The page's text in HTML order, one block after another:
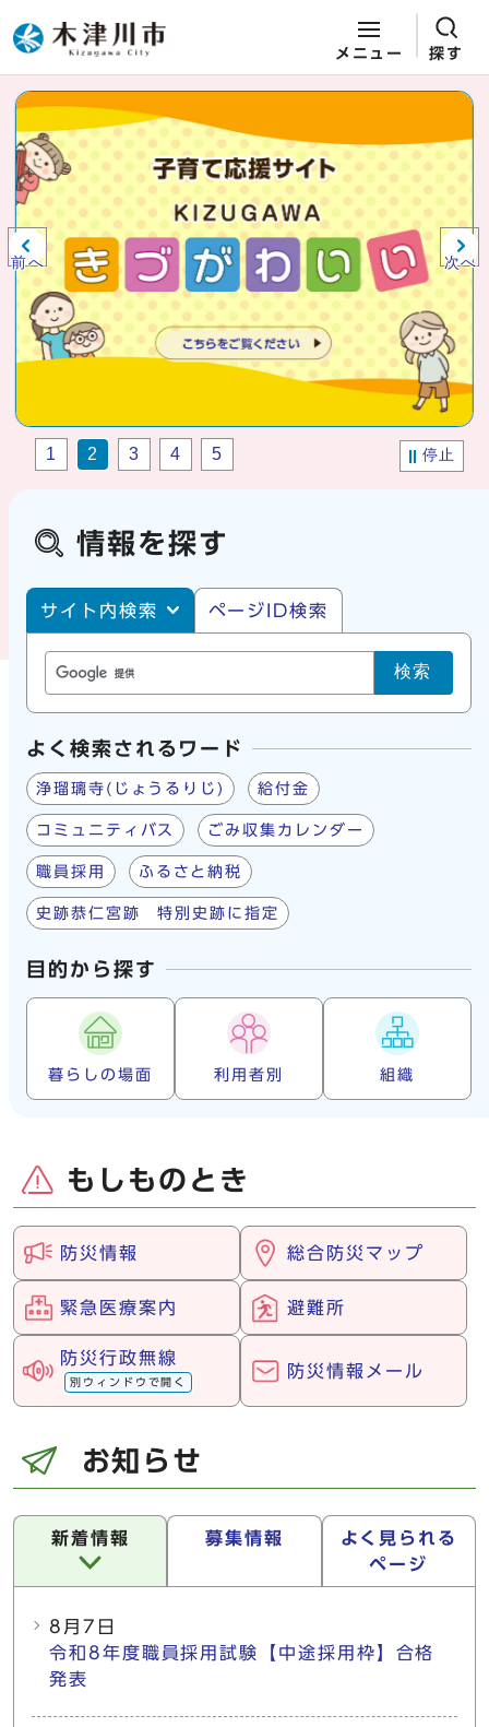
ページの先頭です
メニュー 探す
ここから本文です
ビジュアルエリア。木津川市役所か
らの紹介、お知らせ。
前へ 次へ
停止
1 2 3 4 5
情報を探す
サイト内・ページID検索
サイト内検索 ページID検索
検索
よく検索されるワード
浄瑠璃寺(じょうるりじ) 給付金
コミュニティバス ごみ収集カレンダー
職員採用 ふるさと納税
史跡恭仁宮跡 特別史跡に指定
目的から探す
暮らしの場面 利用者別 組織
もしものとき
防災情報 総合防災マップ
緊急医療案内 避難所
防災行政無線
別ウィンドウで開く
防災情報メール
お知らせ
新着情報 募集情報
よく見られる
ページ
8月7日
令和8年度職員採用試験【中途採用枠】合格
発表